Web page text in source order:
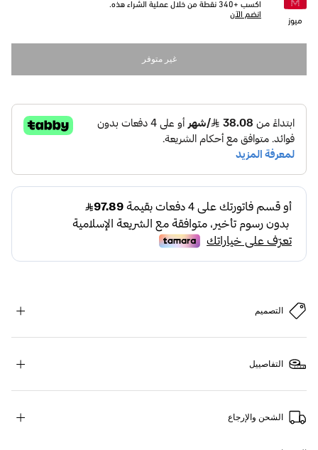
ميوز
اكسب +340 نقطة من خلال عملية الشراء هذه.
انضم الآن
غير متوفر
التصميم
التفاصييل
الشحن والإرجاع